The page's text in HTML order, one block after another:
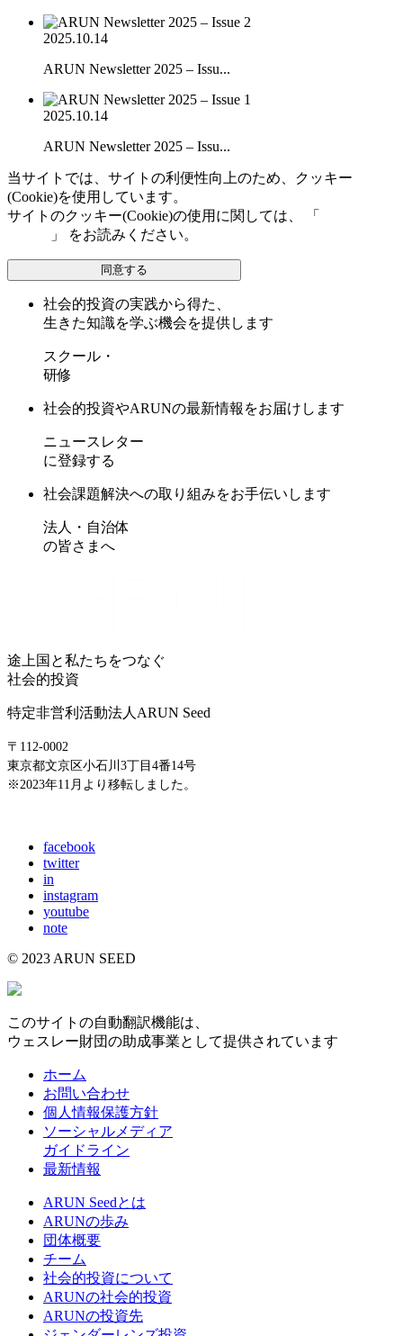
2025.10.14
ARUN Newsletter 2025 – Issu...
2025.10.14
ARUN Newsletter 2025 – Issu...
当サイトでは、サイトの利便性向上のため、クッキー
(Cookie)を使用しています。
サイトのクッキー(Cookie)の使用に関しては、 「
」 をお読みください。
同意する
社会的投資の実践から得た、
生きた知識を学ぶ機会を提供します
スクール・
研修
社会的投資やARUNの最新情報をお届けします
ニュースレター
に登録する
社会課題解決への取り組みをお手伝いします
法人・自治体
の皆さまへ
途上国と私たちをつなぐ
社会的投資
特定非営利活動法人ARUN Seed
〒112-0002
東京都文京区小石川3丁目4番14号
※2023年11月より移転しました。
facebook
twitter
in
instagram
youtube
note
© 2023 ARUN SEED
このサイトの自動翻訳機能は、
ウェスレー財団の助成事業として提供されています
ホーム
お問い合わせ
個人情報保護方針
ソーシャルメディア
ガイドライン
最新情報
ARUN Seedとは
ARUNの歩み
団体概要
チーム
社会的投資について
ARUNの社会的投資
ARUNの投資先